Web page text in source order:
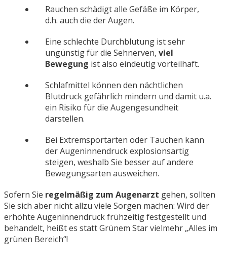
Rauchen schädigt alle Gefäße im Körper,
d.h. auch die der Augen.
Eine schlechte Durchblutung ist sehr
ungünstig für die Sehnerven, viel
Bewegung ist also eindeutig vorteilhaft.
Schlafmittel können den nächtlichen
Blutdruck gefährlich mindern und damit u.a.
ein Risiko für die Augengesundheit
darstellen.
Bei Extremsportarten oder Tauchen kann
der Augeninnendruck explosionsartig
steigen, weshalb Sie besser auf andere
Bewegungsarten ausweichen.
Sofern Sie regelmäßig zum Augenarzt gehen, sollten
Sie sich aber nicht allzu viele Sorgen machen: Wird der
erhöhte Augeninnendruck frühzeitig festgestellt und
behandelt, heißt es statt Grünem Star vielmehr „Alles im
grünen Bereich“!